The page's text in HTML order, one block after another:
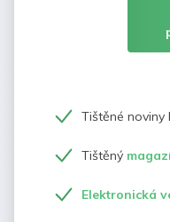
Tištěné noviny
Tištěný
Elektronická